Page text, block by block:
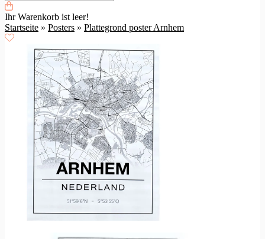
Ihr Warenkorb ist leer!
Startseite » Posters » Plattegrond poster Arnhem